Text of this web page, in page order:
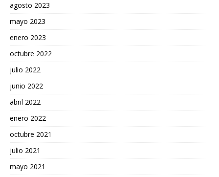
agosto 2023
mayo 2023
enero 2023
octubre 2022
julio 2022
junio 2022
abril 2022
enero 2022
octubre 2021
julio 2021
mayo 2021